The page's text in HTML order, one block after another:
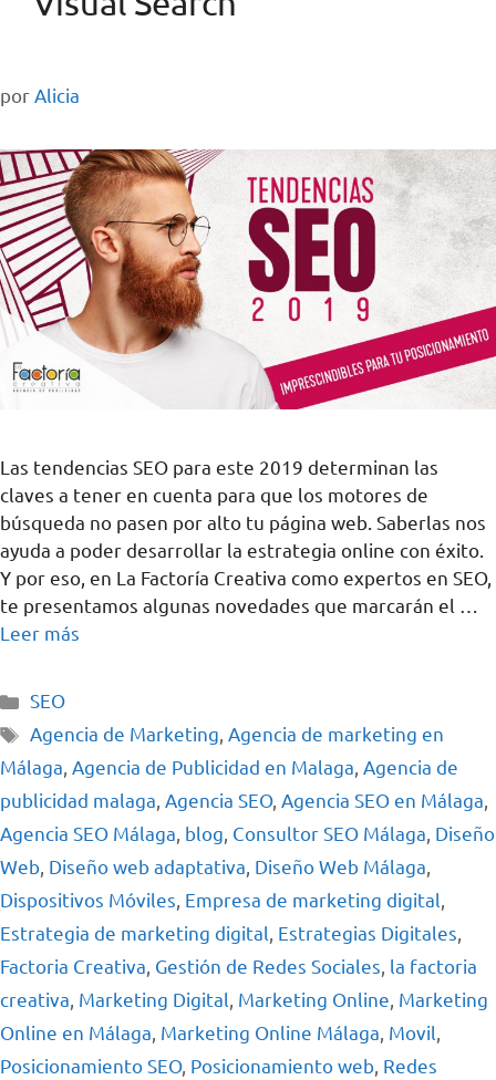
porAlicia
Las tendencias SEO para este 2019 determinan las
claves a tener en cuenta para que los motores de
búsqueda no pasen por alto tu página web. Saberlas nos
ayuda a poder desarrollar la estrategia online con éxito.
Y por eso, en La Factoría Creativa como expertos en SEO,
te presentamos algunas novedades que marcarán el …
Leer más
SEO
Agencia de Marketing,Agencia de marketing en
Málaga, Agencia de Publicidad en Malaga, Agencia de
publicidad malaga, Agencia SEO, Agencia SEO en Málaga,
Agencia SEO Málaga, blog, Consultor SEO Málaga, Diseño
Web, Diseño web adaptativa, Diseño Web Málaga,
Dispositivos Móviles, Empresa de marketing digital,
Estrategia de marketing digital, Estrategias Digitales,
Factoria Creativa, Gestión de Redes Sociales, la factoria
creativa, Marketing Digital, Marketing Online, Marketing
Online en Málaga, Marketing Online Málaga, Movil,
Posicionamiento SEO, Posicionamiento web, Redes